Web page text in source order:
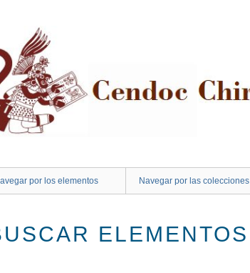
por los elementos Navegar por las colecciones
ELEMENTOS